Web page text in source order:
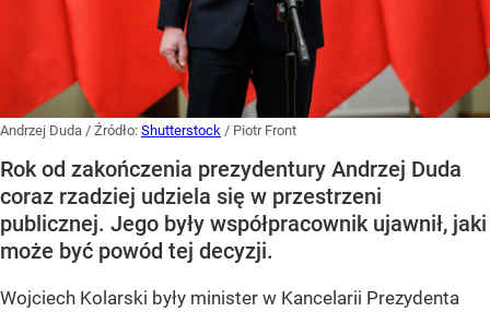
Andrzej Duda / Źródło: Shutterstock / Piotr Front
Rok od zakończenia prezydentury Andrzej Duda
coraz rzadziej udziela się w przestrzeni
publicznej. Jego były współpracownik ujawnił, jaki
może być powód tej decyzji.
Wojciech Kolarski były minister w Kancelarii Prezydenta